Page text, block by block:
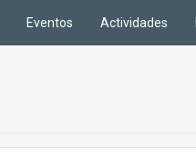
Eventos Actividades